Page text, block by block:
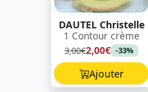
DAUTEL Christelle
1 Contour crème
3,00€2,00€ -33%
Ajouter